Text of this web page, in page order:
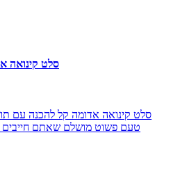
סלט קינואה
סלט קינואה אדומה קל להכנה עם
טעם פשוט מושלם שאתם חייבים